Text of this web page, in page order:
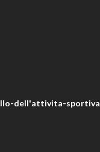
dell'attivita-sportiva